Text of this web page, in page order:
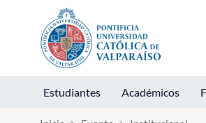
Click acá para ir directamente al contenido
Estudiantes Académicos